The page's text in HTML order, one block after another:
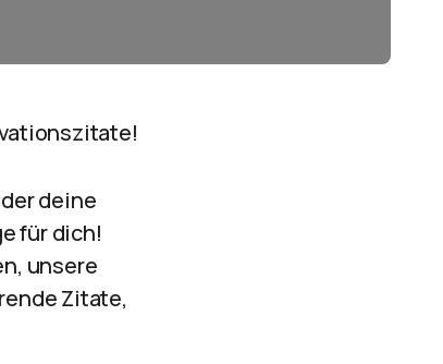
deine
für dich!
unsere
Zitate,